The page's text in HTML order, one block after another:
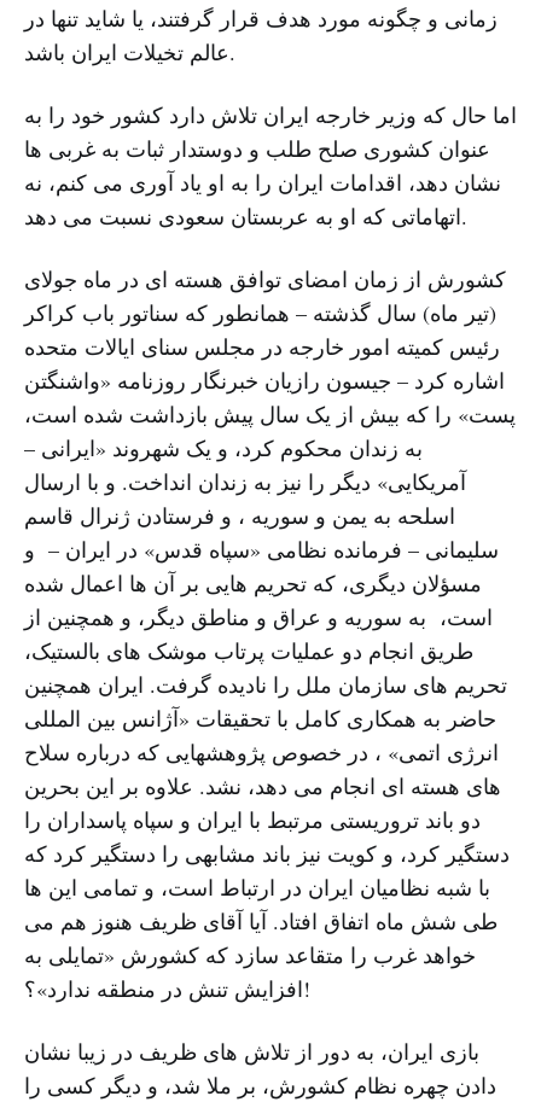
زمانی و چگونه مورد هدف قرار گرفتند، یا شاید تنها در
عالم تخیلات ایران باشد.
اما حال که وزیر خارجه ایران تلاش دارد کشور خود را به
عنوان کشوری صلح طلب و دوستدار ثبات به غربی ها
نشان دهد، اقدامات ایران را به او یاد آوری می کنم، نه
اتهاماتی که او به عربستان سعودی نسبت می دهد.
کشورش از زمان امضای توافق هسته ای در ماه جولای
(تیر ماه) سال گذشته – همانطور که سناتور باب کراکر
رئیس کمیته امور خارجه در مجلس سنای ایالات متحده
اشاره کرد – جیسون رازیان خبرنگار روزنامه «واشنگتن
پست» را که بیش از یک سال پیش بازداشت شده است،
به زندان محکوم کرد، و یک شهروند «ایرانی –
آمریکایی» دیگر را نیز به زندان انداخت. و با ارسال
اسلحه به یمن و سوریه ، و فرستادن ژنرال قاسم
سلیمانی – فرمانده نظامی «سپاه قدس» در ایران – و
مسؤلان دیگری، که تحریم هایی بر آن ها اعمال شده
است، به سوریه و عراق و مناطق دیگر، و همچنین از
طریق انجام دو عملیات پرتاب موشک های بالستیک،
تحریم های سازمان ملل را نادیده گرفت. ایران همچنین
حاضر به همکاری کامل با تحقیقات «آژانس بین المللی
انرژی اتمی» ، در خصوص پژوهشهایی که درباره سلاح
های هسته ای انجام می دهد، نشد. علاوه بر این بحرین
دو باند تروریستی مرتبط با ایران و سپاه پاسداران را
دستگیر کرد، و کویت نیز باند مشابهی را دستگیر کرد که
با شبه نظامیان ایران در ارتباط است، و تمامی این ها
طی شش ماه اتفاق افتاد. آیا آقای ظریف هنوز هم می
خواهد غرب را متقاعد سازد که کشورش «تمایلی به
افزایش تنش در منطقه ندارد»؟!
بازی ایران، به دور از تلاش های ظریف در زیبا نشان
دادن چهره نظام کشورش، بر ملا شد، و دیگر کسی را